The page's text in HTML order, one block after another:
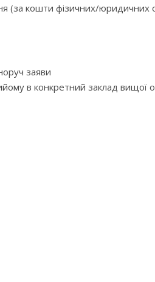
(за кошти фізичних/юридичних
заяви
в конкретний заклад вищої